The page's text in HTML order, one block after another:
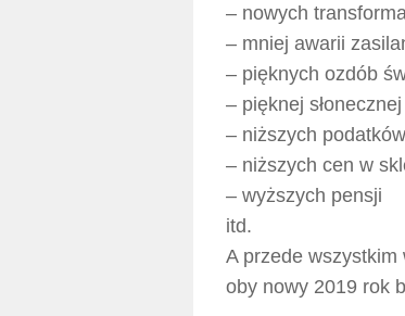
– nowych
– mniej awarii
– pięknych ozdób
– pięknej
– niższych podatków
– niższych cen w
– wyższych pensji
itd.
A przede wszystkim
oby nowy 2019 rok